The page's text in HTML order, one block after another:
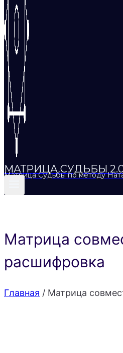
МАТРИЦА СУДЬБЫ
Матрица Судьбы по методу
Матрица
расшифровка
Главная / Матрица